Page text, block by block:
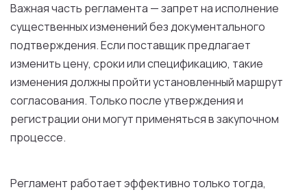
Важная часть регламента — запрет на исполнение
существенных изменений без документального
подтверждения. Если поставщик предлагает
изменить цену, сроки или спецификацию, такие
изменения должны пройти установленный маршрут
согласования. Только после утверждения и
регистрации они могут применяться в закупочном
процессе.
Регламент работает эффективно только тогда,